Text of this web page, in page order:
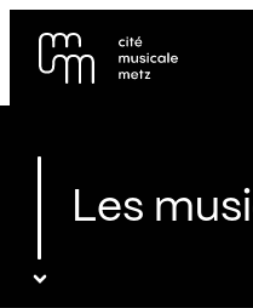
Se rendre au
Contenu principal
Les